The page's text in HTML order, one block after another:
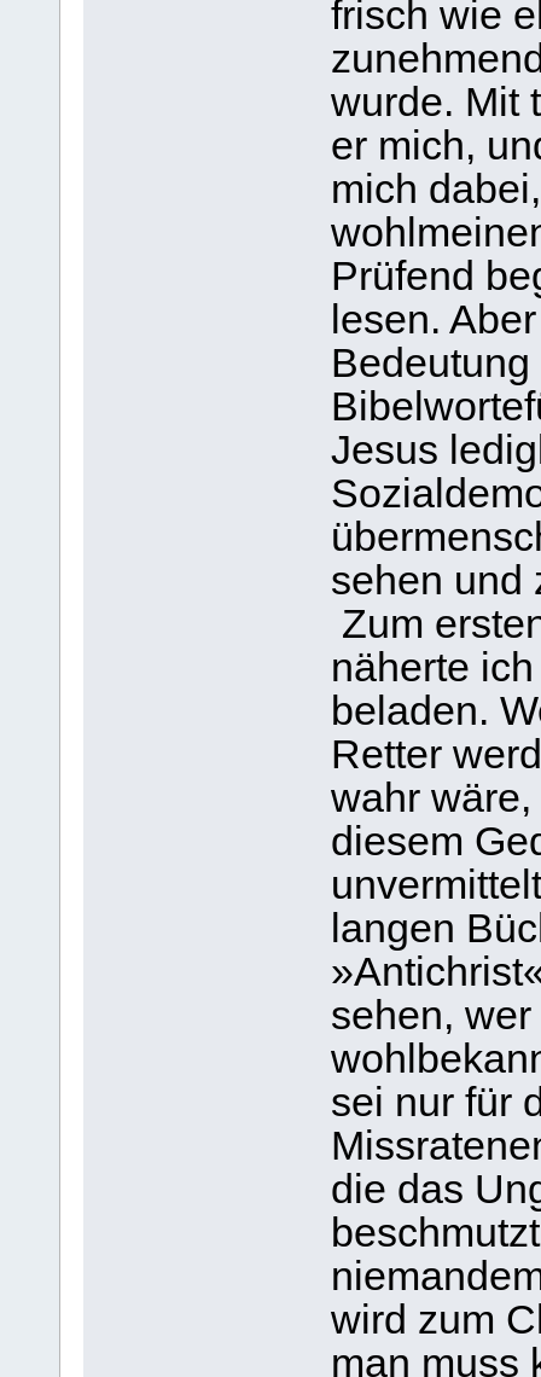
frisch wie
wurde. Mit
er mich,
mich
Prüfend
lesen.
Jesus
sehen und
Zum
näherte
beladen.
Retter
wahr
diesem
langen
sehen,
sei nur für
die das
wird zum
man muss